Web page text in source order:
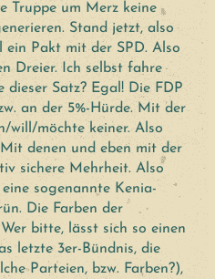
Truppe um Merz keine
Stand jetzt, also
ein Pakt mit der SPD. Also
Dreier. Ich selbst fahre
dieser Satz? Egal! Die FDP
an der 5%-Hürde. Mit der
will/möchte keiner. Also
denen und eben mit der
sichere Mehrheit. Also
sogenannte Kenia-
Die Farben der
bitte, lässt sich so einen
letzte 3er-Bündnis, die
Parteien, bzw. Farben?),